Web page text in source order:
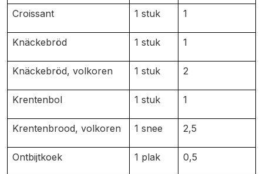
Croissant 1 stuk 1
Knäckebröd 1 stuk 1
Knäckebröd, volkoren 1 stuk 2
Krentenbol 1 stuk 1
Krentenbrood, volkoren 1 snee 2,5
Ontbijtkoek 1 plak 0,5